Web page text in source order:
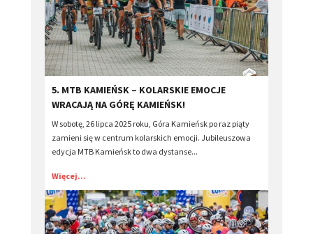
​5. MTB KAMIEŃSK – KOLARSKIE EMOCJE
WRACAJĄ NA GÓRĘ KAMIEŃSK!
W sobotę, 26 lipca 2025 roku, Góra Kamieńsk po raz piąty
zamieni się w centrum kolarskich emocji. Jubileuszowa
edycja MTB Kamieńsk to dwa dystanse...
Więcej...